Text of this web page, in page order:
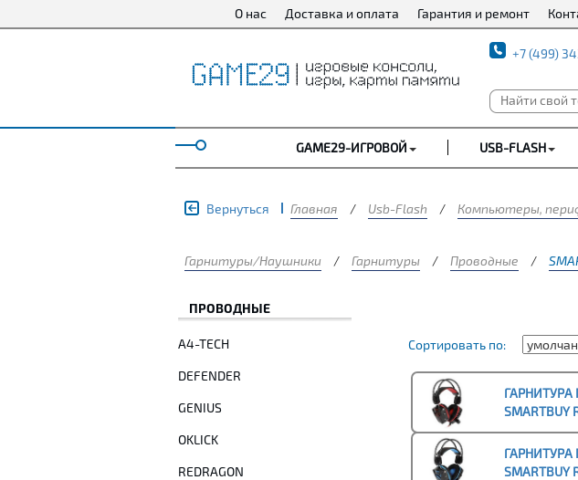
О нас Доставка и оплата Гарантия и ремонт
+7 (499)
GAME29-ИГРОВОЙ USB-FLASH
Вернуться Главная / Usb-Flash / Компьютеры,
Гарнитуры/Наушники / Гарнитуры / Проводные /
ПРОВОДНЫЕ
A4-TECH
DEFENDER
GENIUS
OKLICK
REDRAGON
Сортировать по:
SMARTBUY
2,2 М,
SMARTBUY